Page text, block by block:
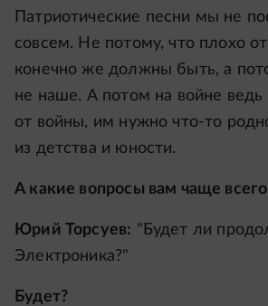
Патриотические песни мы не
совсем. Не потому, что плохо
конечно же должны быть, а
не наше. А потом на войне
от войны, им нужно что-то
из детства и юности.
А какие вопросы вам чаще
Юрий Торсуев: "Будет ли
Электроника?"
Будет?